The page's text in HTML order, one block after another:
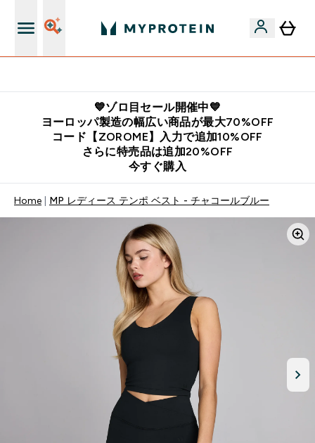
💙ゾロ目セール開催中💙
ヨーロッパ製造の幅広い商品が最大70%OFF
コード【ZOROME】入力で追加10%OFF
さらに特売品は追加20%OFF
今すぐ購入
Home MP レディース テンポ ベスト - チャコールブルー